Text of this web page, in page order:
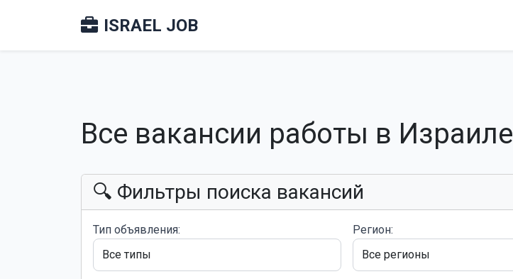
ISRAEL JOB
Все вакансии работы в Израиле
🔍 Фильтры поиска вакансий
Тип объявления: Регион: